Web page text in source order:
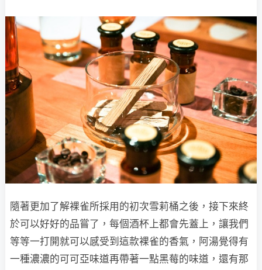
隨著更加了解裸雀所採用的初次雪莉桶之後，接下來終
於可以好好的品嘗了，每個酒杯上都會先蓋上，讓我們
等等一打開就可以感受到這款裸雀的香氣，阿湯覺得有
一種濃濃的可可亞味道再帶著一點黑莓的味道，還有那